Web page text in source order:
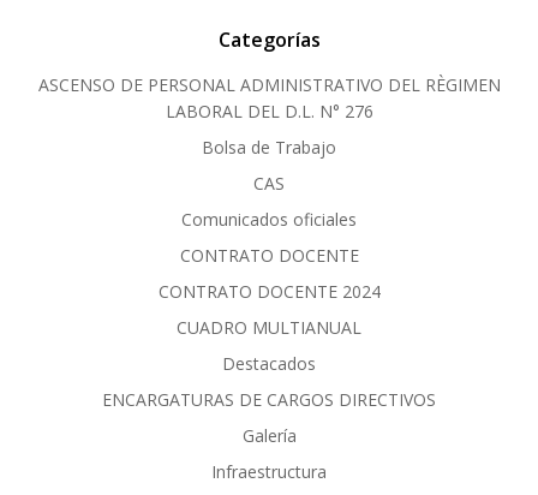
Categorías
ASCENSO DE PERSONAL ADMINISTRATIVO DEL RÈGIMEN
LABORAL DEL D.L. N° 276
Bolsa de Trabajo
CAS
Comunicados oficiales
CONTRATO DOCENTE
CONTRATO DOCENTE 2024
CUADRO MULTIANUAL
Destacados
ENCARGATURAS DE CARGOS DIRECTIVOS
Galería
Infraestructura